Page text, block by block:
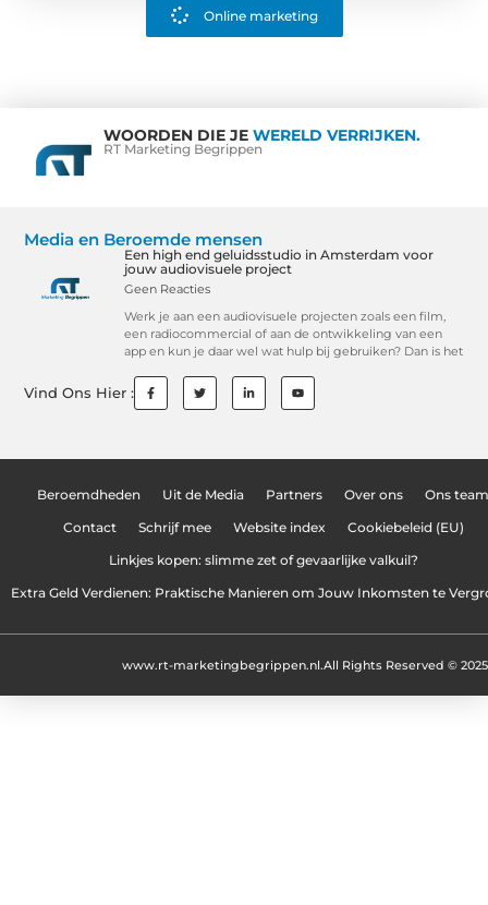
Online marketing
WOORDEN DIE JE WERELD VERRIJKEN.
RT Marketing Begrippen
Media en Beroemde mensen
Een high end geluidsstudio in Amsterdam voor
jouw audiovisuele project
Geen Reacties
Werk je aan een audiovisuele projecten zoals een film,
een radiocommercial of aan de ontwikkeling van een
app en kun je daar wel wat hulp bij gebruiken? Dan is het
Vind Ons Hier :
Beroemdheden Uit de Media Partners Over ons Ons team
Contact Schrijf mee Website index Cookiebeleid (EU)
Linkjes kopen: slimme zet of gevaarlijke valkuil?
Extra Geld Verdienen: Praktische Manieren om Jouw Inkomsten te
All Rights Reserved © 2025
www.rt-marketingbegrippen.nl.